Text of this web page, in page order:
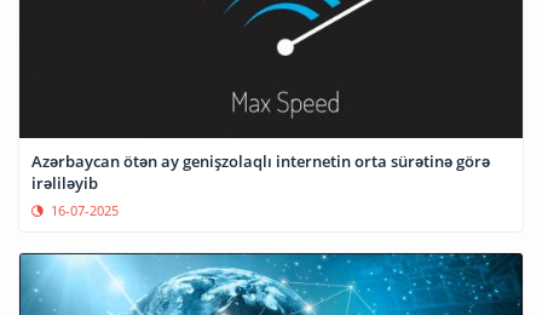
Azərbaycan ötən ay genişzolaqlı internetin orta sürətinə görə
irəliləyib
16-07-2025